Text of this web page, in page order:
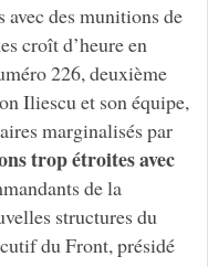
avec des munitions de
croît d’heure en
226, deuxième
Iliescu et son équipe,
marginalisés par
trop étroites avec
de la
structures du
du Front, présidé